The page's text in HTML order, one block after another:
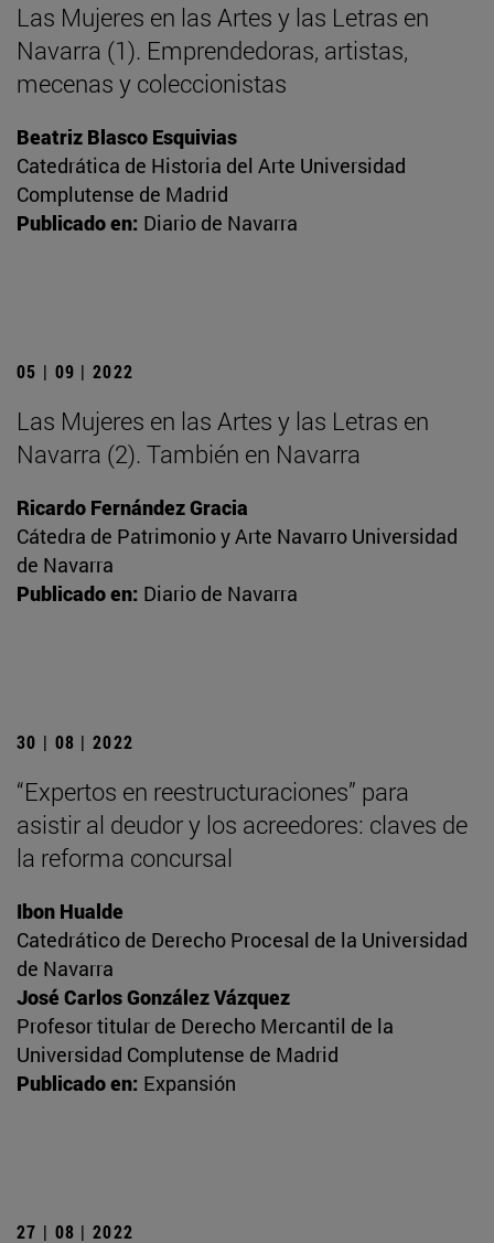
Las Mujeres en las Artes y las Letras en
Navarra (1). Emprendedoras, artistas,
mecenas y coleccionistas
Beatriz Blasco Esquivias
Catedrática de Historia del Arte Universidad
Complutense de Madrid
Publicado en: Diario de Navarra
05 | 09 | 2022
Las Mujeres en las Artes y las Letras en
Navarra (2). También en Navarra
Ricardo Fernández Gracia
Cátedra de Patrimonio y Arte Navarro Universidad
de Navarra
Publicado en: Diario de Navarra
30 | 08 | 2022
“Expertos en reestructuraciones” para
asistir al deudor y los acreedores: claves de
la reforma concursal
Ibon Hualde
Catedrático de Derecho Procesal de la Universidad
de Navarra
José Carlos González Vázquez
Profesor titular de Derecho Mercantil de la
Universidad Complutense de Madrid
Publicado en: Expansión
27 | 08 | 2022